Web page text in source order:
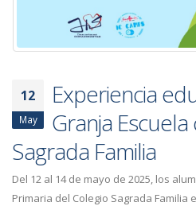
12
May
Experiencia
Granja
Sagrada Familia
Del 12 al 14 de mayo de 2025, los
Primaria del Colegio Sagrada